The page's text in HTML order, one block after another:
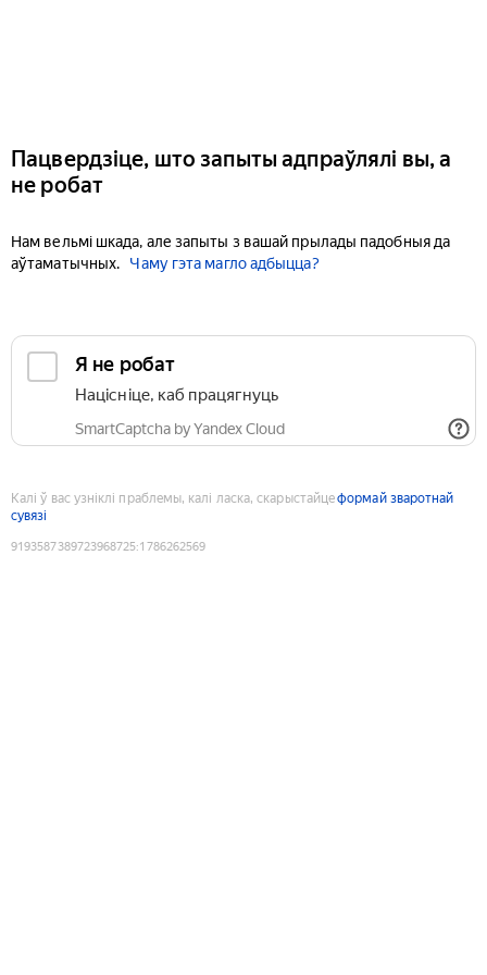
Пацвердзіце, што запыты адпраўлялі вы, а
не робат
Нам вельмі шкада, але запыты з вашай прылады падобныя да
аўтаматычных.
Чаму гэта магло адбыцца?
Я не робат
Націсніце, каб працягнуць
SmartCaptcha by Yandex Cloud
Калі ў вас узніклі праблемы, калі ласка, скарыстайцеформай зваротнай
сувязі
9193587389723968725:1786262569